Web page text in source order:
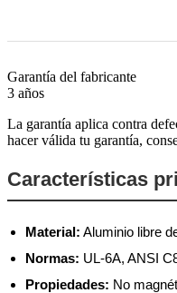
Garantía del fabricante
3 años
La garantía aplica contra
hacer válida tu garantía,
Características
Material: Aluminio libre
Normas: UL-6A, ANSI
Propiedades: No